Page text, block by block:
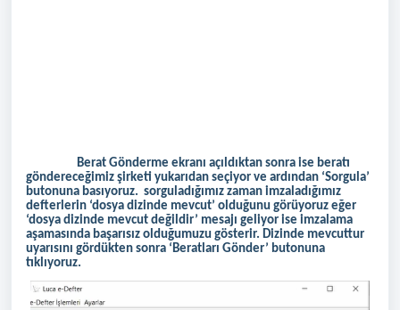
Berat Gönderme ekranı açıldıktan sonra ise beratı
göndereceğimiz şirketi yukarıdan seçiyor ve ardından ‘Sorgula’
butonuna basıyoruz. sorguladığımız zaman imzaladığımız
defterlerin ‘dosya dizinde mevcut’ olduğunu görüyoruz eğer
‘dosya dizinde mevcut değildir’ mesajı geliyor ise imzalama
aşamasında başarısız olduğumuzu gösterir. Dizinde mevcuttur
uyarısını gördükten sonra ‘Beratları Gönder’ butonuna
tıklıyoruz.